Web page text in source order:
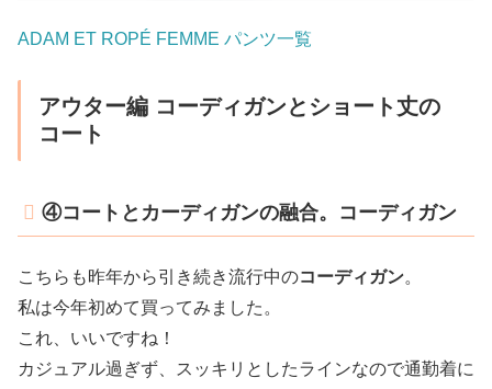
ADAM ET ROPÉ FEMME パンツ一覧
アウター編 コーディガンとショート丈の
コート
④コートとカーディガンの融合。コーディガン
こちらも昨年から引き続き流行中のコーディガン。
私は今年初めて買ってみました。
これ、いいですね！
カジュアル過ぎず、スッキリとしたラインなので通勤着に